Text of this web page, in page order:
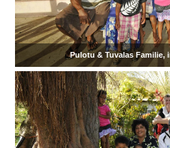
Pulotu & Tuvalas Familie,